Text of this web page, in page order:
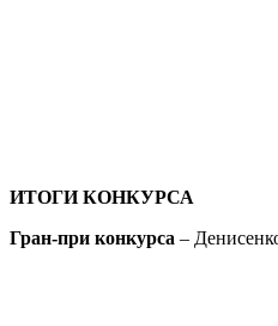
ИТОГИ КОНКУРСА
Гран-при конкурса –